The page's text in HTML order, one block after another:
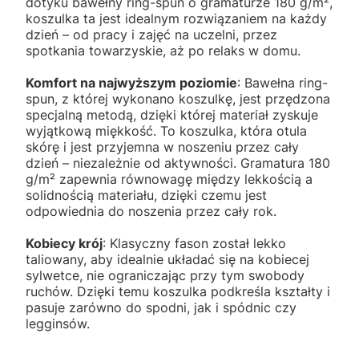
koszulka ta jest idealnym rozwiązaniem na każdy
dzień – od pracy i zajęć na uczelni, przez
spotkania towarzyskie, aż po relaks w domu.
Komfort na najwyższym poziomie: Bawełna ring-
spun, z której wykonano koszulkę, jest przędzona
specjalną metodą, dzięki której materiał zyskuje
wyjątkową miękkość. To koszulka, która otula
skórę i jest przyjemna w noszeniu przez cały
dzień – niezależnie od aktywności. Gramatura 180
g/m² zapewnia równowagę między lekkością a
solidnością materiału, dzięki czemu jest
odpowiednia do noszenia przez cały rok.
Kobiecy krój: Klasyczny fason został lekko
taliowany, aby idealnie układać się na kobiecej
sylwetce, nie ograniczając przy tym swobody
ruchów. Dzięki temu koszulka podkreśla kształty i
pasuje zarówno do spodni, jak i spódnic czy
legginsów.